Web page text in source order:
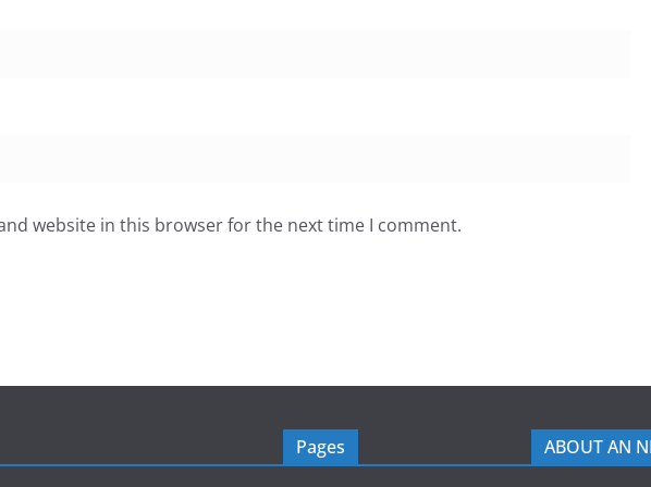
website in this browser for the next time I comment.
Pages ABOUT AN